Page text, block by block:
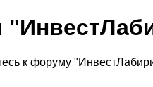
к форуму